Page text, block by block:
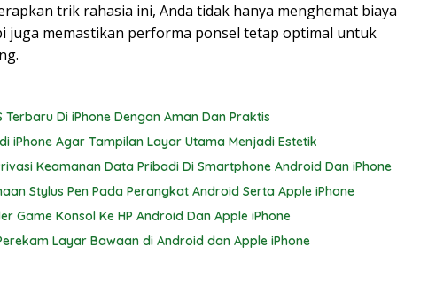
trik rahasia ini, Anda tidak hanya menghemat biaya
juga memastikan performa ponsel tetap optimal untuk
Di iPhone Dengan Aman Dan Praktis
iPhone Agar Tampilan Layar Utama Menjadi Estetik
Keamanan Data Pribadi Di Smartphone Android Dan iPhone
Stylus Pen Pada Perangkat Android Serta Apple iPhone
Game Konsol Ke HP Android Dan Apple iPhone
Layar Bawaan di Android dan Apple iPhone